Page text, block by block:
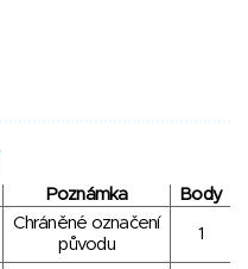
Poznámka Body
Chráněné označení
původu
1